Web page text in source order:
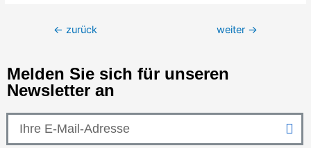
← zurück weiter →
Melden Sie sich für unseren
Newsletter an